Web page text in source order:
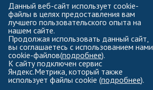
Данный веб-сайт использует cookie-
файлы в целях предоставления вам
лучшего пользовательского опыта на
нашем сайте.
Продолжая использовать данный сайт,
вы соглашаетесь с использованием нами
cookie-файлов(подробнее).
К сайту подключен сервис
Яндекс.Метрика, который также
использует файлы cookie (подробнее).